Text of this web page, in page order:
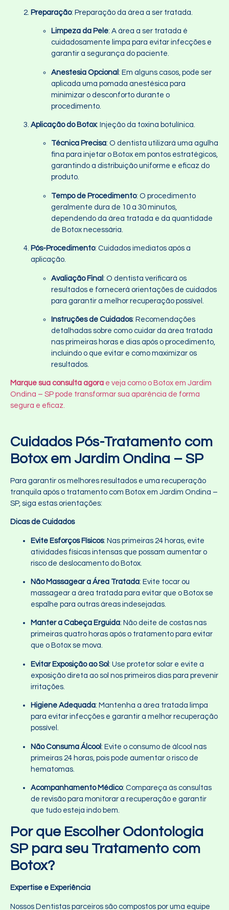
Preparação: Preparação da área a ser tratada.
Limpeza da Pele: A área a ser tratada é
cuidadosamente limpa para evitar infecções e
garantir a segurança do paciente.
Anestesia Opcional : Em alguns casos, pode ser
aplicada uma pomada anestésica para
minimizar o desconforto durante o
procedimento.
Aplicação do Botox: Injeção da toxina botulínica.
Técnica Precisa: O dentista utilizará uma agulha
fina para injetar o Botox em pontos estratégicos,
garantindo a distribuição uniforme e eficaz do
produto.
Tempo de Procedimento: O procedimento
geralmente dura de 10 a 30 minutos,
dependendo da área tratada e da quantidade
de Botox necessária.
Pós-Procedimento: Cuidados imediatos após a
aplicação.
Avaliação Final : O dentista verificará os
resultados e fornecerá orientações de cuidados
para garantir a melhor recuperação possível.
Instruções de Cuidados: Recomendações
detalhadas sobre como cuidar da área tratada
nas primeiras horas e dias após o procedimento,
incluindo o que evitar e como maximizar os
resultados.
Marque sua consulta agora e veja como o Botox em Jardim
Ondina – SP pode transformar sua aparência de forma
segura e eficaz.
Cuidados Pós-Tratamento com
Botox em Jardim Ondina – SP
Para garantir os melhores resultados e uma recuperação
tranquila após o tratamento com Botox em Jardim Ondina –
SP, siga estas orientações:
Dicas de Cuidados
Evite Esforços Físicos: Nas primeiras 24 horas, evite
atividades físicas intensas que possam aumentar o
risco de deslocamento do Botox.
Não Massagear a Área Tratada: Evite tocar ou
massagear a área tratada para evitar que o Botox se
espalhe para outras áreas indesejadas.
Manter a Cabeça Erguida: Não deite de costas nas
primeiras quatro horas após o tratamento para evitar
que o Botox se mova.
Evitar Exposição ao Sol: Use protetor solar e evite a
exposição direta ao sol nos primeiros dias para prevenir
irritações.
Higiene Adequada: Mantenha a área tratada limpa
para evitar infecções e garantir a melhor recuperação
possível.
Não Consuma Álcool: Evite o consumo de álcool nas
primeiras 24 horas, pois pode aumentar o risco de
hematomas.
Acompanhamento Médico: Compareça às consultas
de revisão para monitorar a recuperação e garantir
que tudo esteja indo bem.
Por que Escolher Odontologia
SP para seu Tratamento com
Botox?
Expertise e Experiência
Nossos Dentistas parceiros são compostos por uma equipe